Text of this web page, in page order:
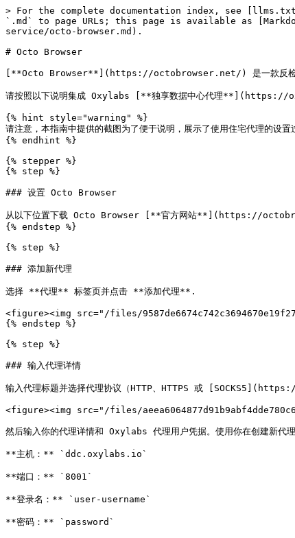
> For the complete documentation index, see
`.md` to page URLs; this page is available as
service/octo-browser.md).
# Octo Browser
[**Octo Browser**](https://octobrowser.net/) 是一款反检测网
请按照以下说明集成 Oxylabs [**独享数据中心代理
{% hint style="warning" %}
请注意，本指南中提供的截图为了便于说明，展示了使用住宅代理的设
{% endhint %}
{% stepper %}
{% step %}
### 设置 Octo Browser
从以下位置下载 Octo Browser [**官方网站**](https://
{% endstep %}
{% step %}
### 添加新代理
选择 **代理** 标签页并点击 **添加代理**.
<figure><img src="/files/
{% endstep %}
{% step %}
### 输入代理详情
输入代理标题并选择代理协议（HTTP、HTTPS 或
<figure><img src="/files/
然后输入你的代理详情和 Oxylabs 代理用户凭据。使用你在创
**主机：** `ddc.oxylabs.io`
**端口：** `8001`
**登录名：** `user-username`
**密码：** `password`